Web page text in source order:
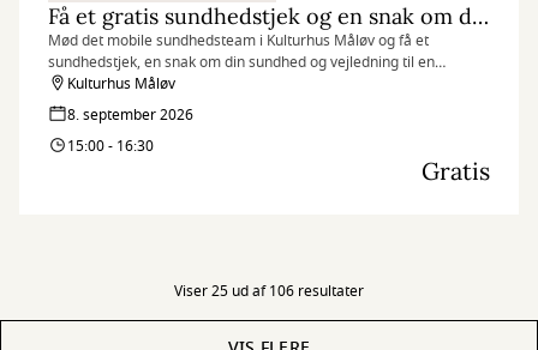
Få et gratis sundhedstjek og en snak om dit helbred
Mød det mobile sundhedsteam i Kulturhus Måløv og få et
sundhedstjek, en snak om din sundhed og vejledning til en
sundere hverdag.
Kulturhus Måløv
8. september 2026
15:00 - 16:30
Gratis
Viser 25 ud af 106 resultater